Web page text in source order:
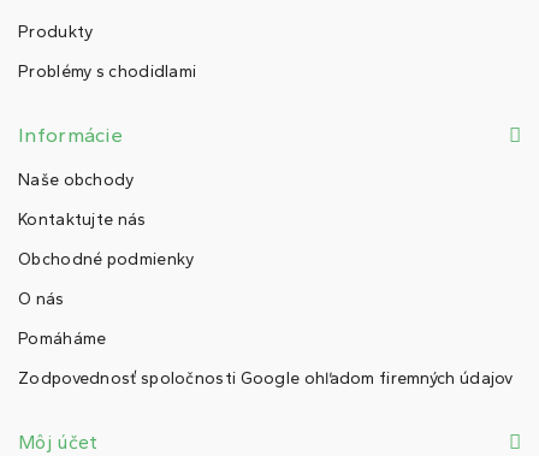
Produkty
Problémy s chodidlami
Informácie
Naše obchody
Kontaktujte nás
Obchodné podmienky
O nás
Pomáháme
Zodpovednosť spoločnosti Google ohľadom firemných údajov
Môj účet